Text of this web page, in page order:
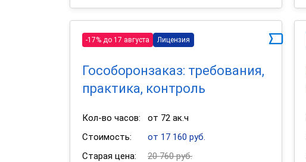
-17% до 17 августа Лицензия
Гособоронзаказ: требования,
практика, контроль
Кол-во часов:
от 72 ак.ч
Стоимость:
от 17 160 руб.
Старая цена:
20 760 руб.